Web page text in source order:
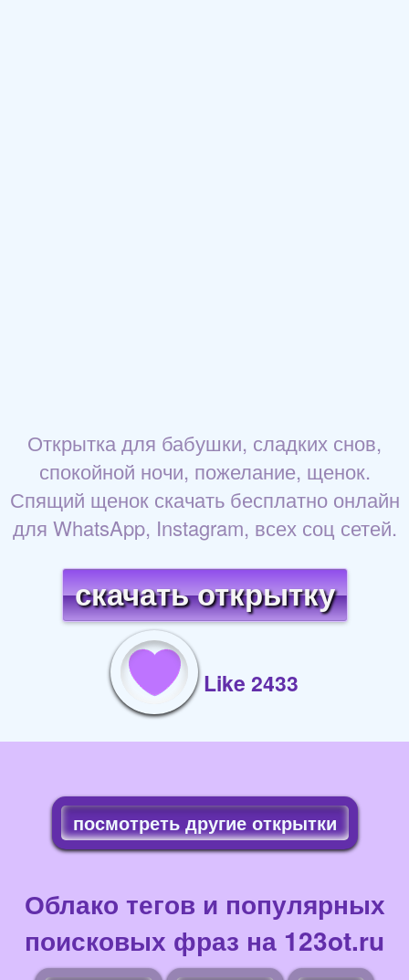
Открытка для бабушки, сладких снов,
спокойной ночи, пожелание, щенок.
Спящий щенок скачать бесплатно онлайн
для WhatsApp, Instagram, всех соц сетей.
скачать открытку
Like 2433
посмотреть другие открытки
Облако тегов и популярных
поисковых фраз на 123ot.ru